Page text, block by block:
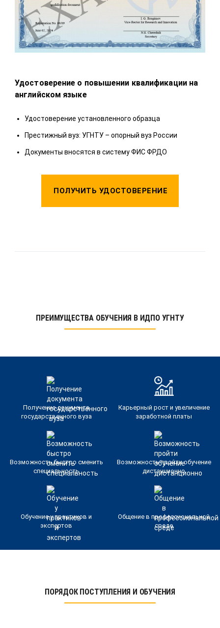
Удостоверение о повышении квалификации на
английском языке
Удостоверение установленного образца
Престижный вуз: УГНТУ – опорный вуз России
Документы вносятся в систему ФИС ФРДО
ПОЛУЧИТЬ УДОСТОВЕРЕНИЕ
ПРЕИМУЩЕСТВА ОБУЧЕНИЯ В ИДПО УГНТУ
Получение документа
государственного вуза
Карьерный рост и увеличение
заработной платы
Возможность быстро сменить
специальность
Возможность пройти обучение
дистанционно
Обучение у практиков и
экспертов
Общение в профессиональной
среде
ПОРЯДОК ПОСТУПЛЕНИЯ И ОБУЧЕНИЯ